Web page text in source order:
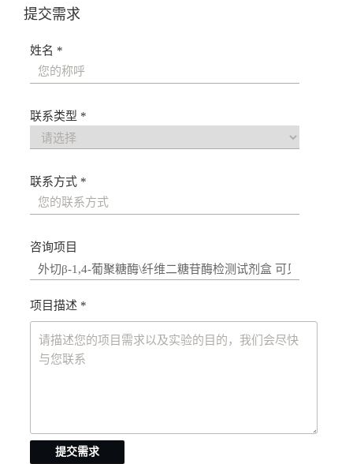
提交需求
姓名 *
联系类型 *
联系方式 *
咨询项目
项目描述 *
提交需求